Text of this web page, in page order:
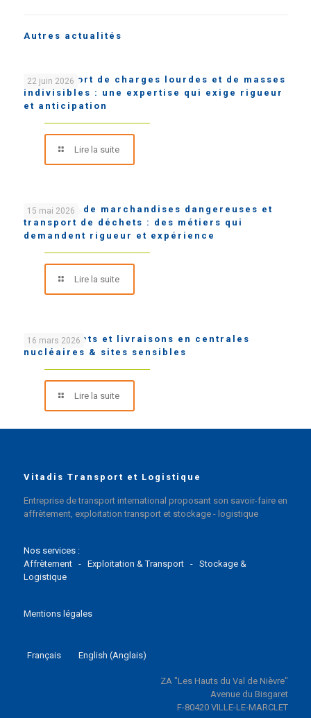
Autres actualités
22 juin 2026
Le transport de charges lourdes et de masses
indivisibles : une expertise qui exige rigueur
et anticipation
Lire la suite
15 mai 2026
Transport de marchandises dangereuses et
transport de déchets : des métiers qui
demandent rigueur et expérience
Lire la suite
16 mars 2026
Chargements et livraisons en centrales
nucléaires & sites sensibles
Lire la suite
Vitadis Transport et Logistique
Entreprise de transport international proposant son savoir-faire en
affrètement, exploitation transport et stockage - logistique
Nos services :
Affrètement- Exploitation & Transport- Stockage &
Logistique
Mentions légales
Français English (Anglais)
ZA "Les Hauts du Val de Nièvre"
Avenue du Bisgaret
F-80420 VILLE-LE-MARCLET